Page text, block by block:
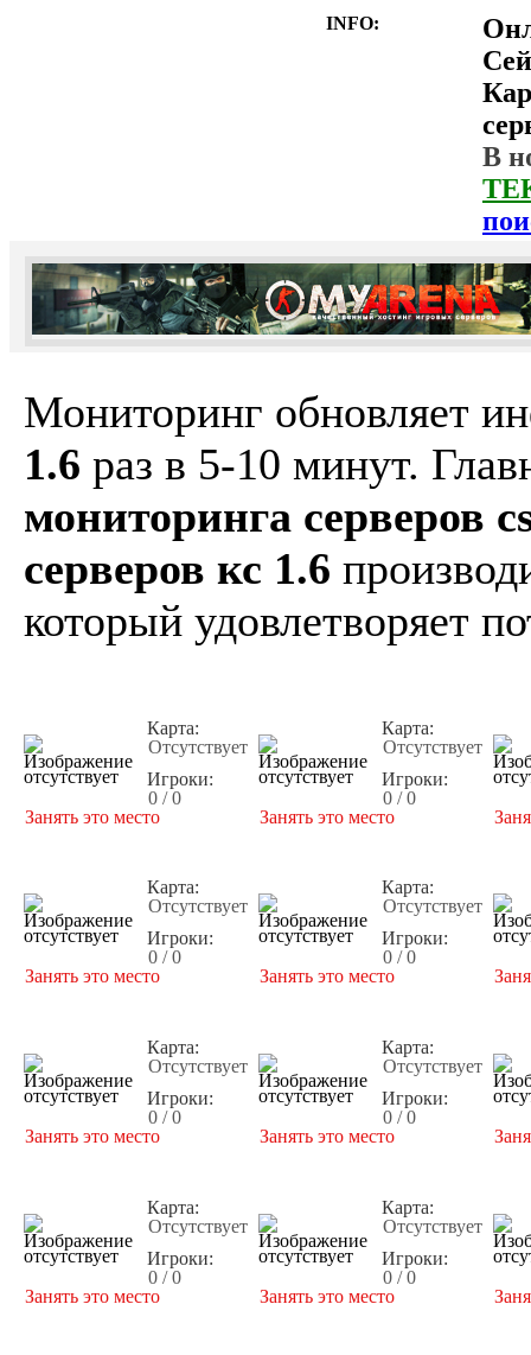
INFO:
В
Мониторинг обновляет
1.6 раз в 5-10 минут.
мониторинга серверов
серверов кс 1.6
который удовлетворяет
Карта:
Отсутствует
Игроки:
0 / 0
Занять это место
Карта:
Отсутствует
Игроки:
0 / 0
Занять это место
Карта:
Отсутствует
Игроки:
0 / 0
Занять это место
Карта:
Отсутствует
Игроки:
0 / 0
Занять это место
Карта:
Отсутствует
Игроки:
0 / 0
Занять это место
Карта:
Отсутствует
Игроки:
0 / 0
Занять это место
Карта:
Отсутствует
Игроки:
0 / 0
Занять это место
Карта:
Отсутствует
Игроки:
0 / 0
Занять это место